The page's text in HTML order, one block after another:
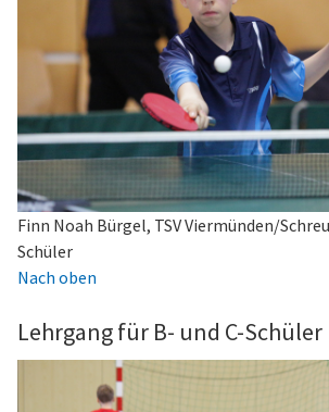
Finn Noah Bürgel, TSV Viermünden/
Schüler
Nach oben
Lehrgang für B- und C-Schüler